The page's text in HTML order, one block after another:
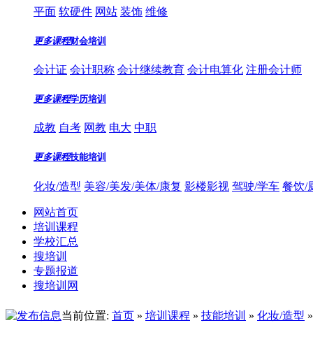
平面 软硬件 网站 装饰 维修
更多课程财会培训
会计证 会计职称 会计继续教育 会计电算化 注册会计师
更多课程学历培训
成教 自考 网教 电大 中职
更多课程技能培训
化妆/造型 美容/美发/美体/康复 影楼影视 驾驶/学车 餐饮/
网站首页
培训课程
学校汇总
搜培训
专题报道
搜培训网
当前位置: 首页 » 培训课程 » 技能培训 » 化妆/造型 »